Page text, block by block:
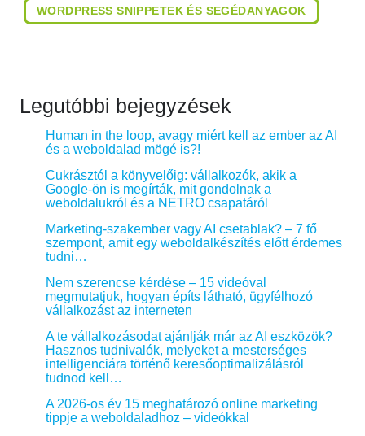
WORDPRESS SNIPPETEK ÉS SEGÉDANYAGOK
Legutóbbi bejegyzések
Human in the loop, avagy miért kell az ember az AI
és a weboldalad mögé is?!
Cukrásztól a könyvelőig: vállalkozók, akik a
Google-ön is megírták, mit gondolnak a
weboldalukról és a NETRO csapatáról
Marketing-szakember vagy AI csetablak? – 7 fő
szempont, amit egy weboldalkészítés előtt érdemes
tudni…
Nem szerencse kérdése – 15 videóval
megmutatjuk, hogyan építs látható, ügyfélhozó
vállalkozást az interneten
A te vállalkozásodat ajánlják már az AI eszközök?
Hasznos tudnivalók, melyeket a mesterséges
intelligenciára történő keresőoptimalizálásról
tudnod kell…
A 2026-os év 15 meghatározó online marketing
tippje a weboldaladhoz – videókkal